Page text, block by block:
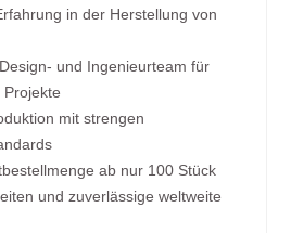
in der Herstellung von
und Ingenieurteam für
mit strengen
ab nur 100 Stück
und zuverlässige weltweite